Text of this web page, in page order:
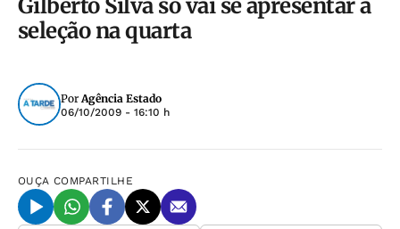
Gilberto Silva só vai se apresentar à
seleção na quarta
PorAgência Estado
06/10/2009 - 16:10 h
OUÇA COMPARTILHE